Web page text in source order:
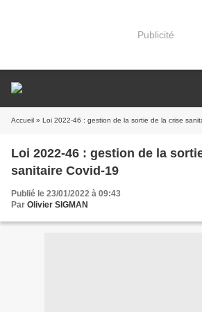
Publicité
Accueil » Loi 2022-46 : gestion de la sortie de la crise
Loi 2022-46 : gestion de la
sanitaire Covid-19
Publié le 23/01/2022 à 09:43
Par Olivier SIGMAN